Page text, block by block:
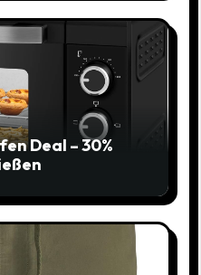
Deal – 30%